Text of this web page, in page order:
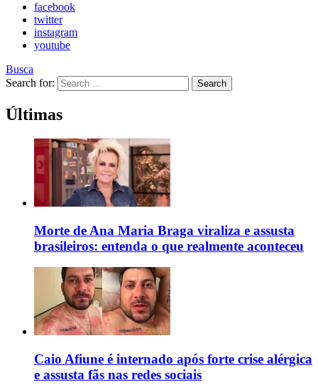
facebook
twitter
instagram
youtube
Busca
Search for:
Search
Últimas
Morte de Ana Maria Braga viraliza e assusta
brasileiros: entenda o que realmente aconteceu
Caio Afiune é internado após forte crise alérgica
e assusta fãs nas redes sociais